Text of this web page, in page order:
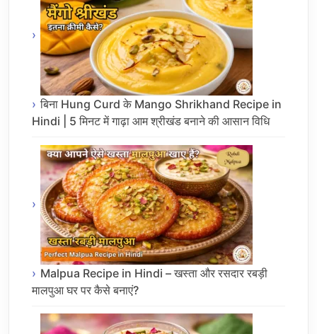
बिना Hung Curd के Mango Shrikhand Recipe in
Hindi | 5 मिनट में गाढ़ा आम श्रीखंड बनाने की आसान विधि
Malpua Recipe in Hindi – खस्ता और रसदार रबड़ी
मालपुआ घर पर कैसे बनाएं?